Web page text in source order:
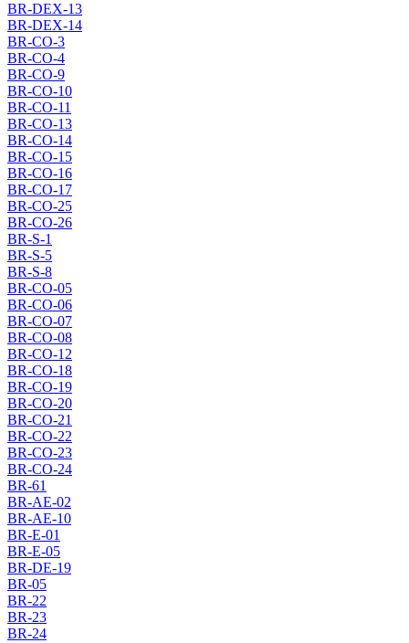
BR-DEX-13
BR-DEX-14
BR-CO-3
BR-CO-4
BR-CO-9
BR-CO-10
BR-CO-11
BR-CO-13
BR-CO-14
BR-CO-15
BR-CO-16
BR-CO-17
BR-CO-25
BR-CO-26
BR-S-1
BR-S-5
BR-S-8
BR-CO-05
BR-CO-06
BR-CO-07
BR-CO-08
BR-CO-12
BR-CO-18
BR-CO-19
BR-CO-20
BR-CO-21
BR-CO-22
BR-CO-23
BR-CO-24
BR-61
BR-AE-02
BR-AE-10
BR-E-01
BR-E-05
BR-DE-19
BR-05
BR-22
BR-23
BR-24